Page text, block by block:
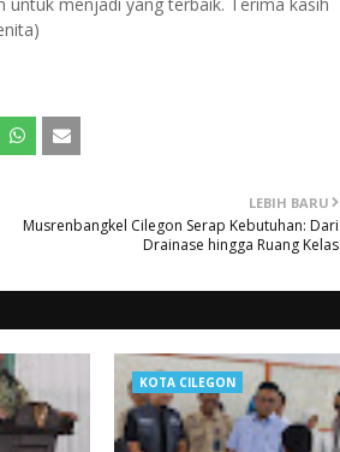
LEBIH BARU
Musrenbangkel Cilegon Serap Kebutuhan: Dari
Drainase hingga Ruang Kelas
KOTA CILEGON